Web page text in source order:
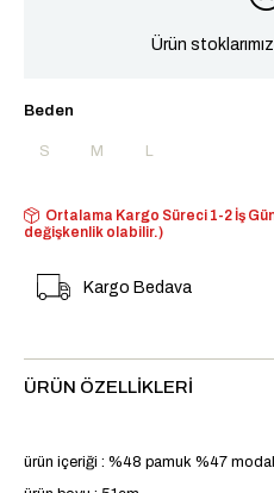
Ürün
Beden
S M L
Ortalama Kargo Süreci 1-2 İş
değişkenlik olabilir.)
Kargo Bedava
ÜRÜN ÖZELLIKLERI
ürün içeriği : %48 pamuk %47